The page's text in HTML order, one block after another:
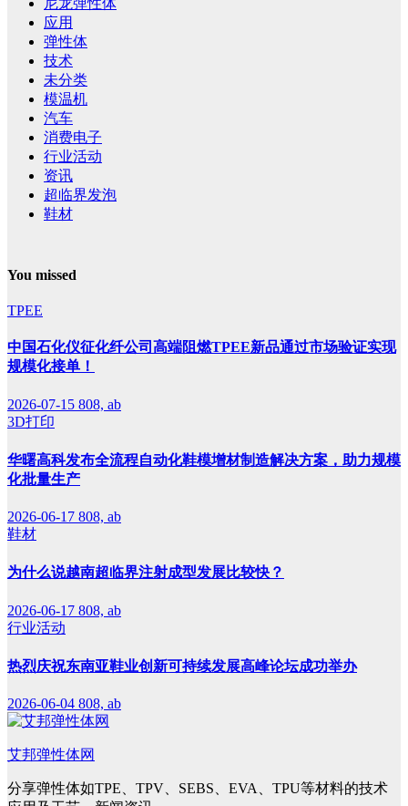
应用
弹性体
技术
未分类
模温机
汽车
消费电子
行业活动
资讯
超临界发泡
鞋材
You missed
TPEE
中国石化仪征化纤公司高端阻燃TPEE新品通过市场验证实现
规模化接单！
2026-07-15 808, ab
3D打印
华曙高科发布全流程自动化鞋模增材制造解决方案，助力规模
化批量生产
2026-06-17 808, ab
鞋材
为什么说越南超临界注射成型发展比较快？
2026-06-17 808, ab
行业活动
热烈庆祝东南亚鞋业创新可持续发展高峰论坛成功举办
2026-06-04 808, ab
艾邦弹性体网
分享弹性体如TPE、TPV、SEBS、EVA、TPU等材料的技术